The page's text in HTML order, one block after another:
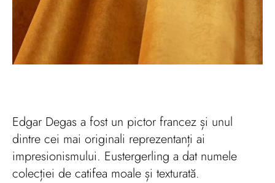
Edgar Degas a fost un pictor francez și unul
dintre cei mai originali reprezentanți ai
impresionismului. Eustergerling a dat numele
colecției de catifea moale și texturată.